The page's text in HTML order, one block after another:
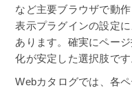
など主要ブラウザで動
表示プラグインの設定
あります。確実にペー
化が安定した選択肢です
Webカタログでは、各